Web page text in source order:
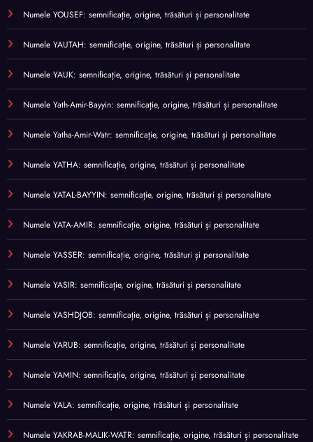
Numele YOUSEF: semnificație, origine, trăsături și personalitate
Numele YAUTAH: semnificație, origine, trăsături și personalitate
Numele YAUK: semnificație, origine, trăsături și personalitate
Numele Yath-Amir-Bayyin: semnificație, origine, trăsături și personalitate
Numele Yatha-Amir-Watr: semnificație, origine, trăsături și personalitate
Numele YATHA: semnificație, origine, trăsături și personalitate
Numele YATAL-BAYYIN: semnificație, origine, trăsături și personalitate
Numele YATA-AMIR: semnificație, origine, trăsături și personalitate
Numele YASSER: semnificație, origine, trăsături și personalitate
Numele YASIR: semnificație, origine, trăsături și personalitate
Numele YASHDJOB: semnificație, origine, trăsături și personalitate
Numele YARUB: semnificație, origine, trăsături și personalitate
Numele YAMIN: semnificație, origine, trăsături și personalitate
Numele YALA: semnificație, origine, trăsături și personalitate
Numele YAKRAB-MALIK-WATR: semnificație, origine, trăsături și personalitate